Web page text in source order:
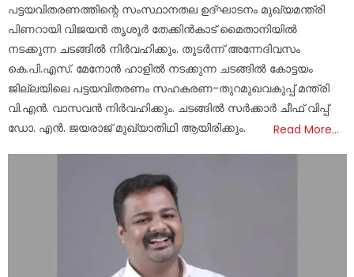
പട്ടയവിതരണത്തിന്റെ സംസ്ഥാനതല ഉദ്ഘാടനം മുഖ്യമന്ത്രി
പിണറായി വിജയൻ തൃശൂർ തേക്കിൻകാട് മൈതാനിയിൽ
നടക്കുന്ന ചടങ്ങിൽ നിർവഹിക്കും. തുടർന്ന് അന്നേദിവസം
കെ.പി.എസ്. മേനോൻ ഹാളിൽ നടക്കുന്ന ചടങ്ങിൽ കോട്ടയം
ജില്ലയിലെ പട്ടയവിതരണം സഹകരണ-തുറമുഖവകുപ്പ് മന്ത്രി
വി.എൻ. വാസവൻ നിർവഹിക്കും. ചടങ്ങിൽ സർക്കാർ ചീഫ് വിപ്പ്
ഡോ. എൻ. ജയരാജ് മുഖ്യാതിഥി ആയിരിക്കും.
Read More…